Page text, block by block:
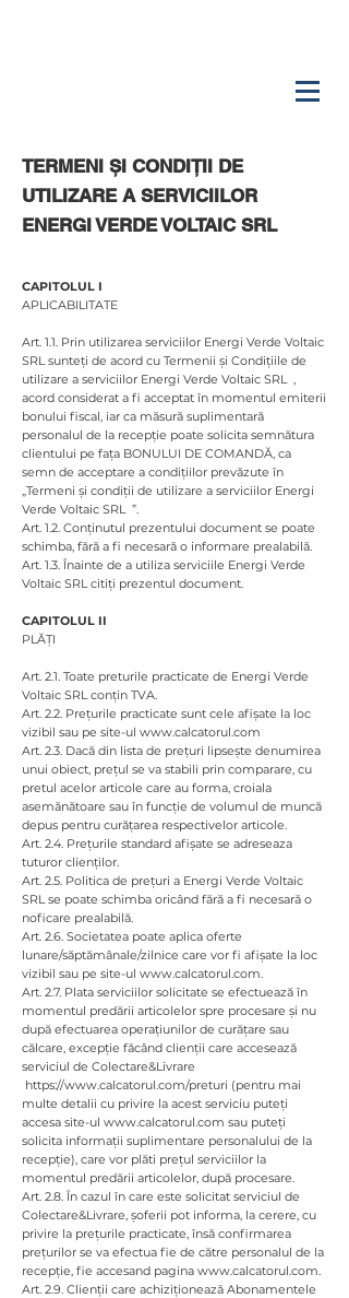
TERMENI ȘI CONDIȚII DE
UTILIZARE A SERVICIILOR
ENERGI VERDE VOLTAIC SRL
CAPITOLUL I
APLICABILITATE
Art. 1.1. Prin utilizarea serviciilor Energi Verde Voltaic
SRL sunteți de acord cu Termenii și Condițiile de
utilizare a serviciilor Energi Verde Voltaic SRL ,
acord considerat a fi acceptat în momentul emiterii
bonului fiscal, iar ca măsură suplimentară
personalul de la recepție poate solicita semnătura
clientului pe fața BONULUI DE COMANDĂ, ca
semn de acceptare a condițiilor prevăzute în
„Termeni și condiții de utilizare a serviciilor Energi
Verde Voltaic SRL ”.
Art. 1.2. Conținutul prezentului document se poate
schimba, fără a fi necesară o informare prealabilă.
Art. 1.3. Înainte de a utiliza serviciile Energi Verde
Voltaic SRL citiți prezentul document.
CAPITOLUL II
PLĂȚI
Art. 2.1. Toate preturile practicate de Energi Verde
Voltaic SRL conțin TVA.
Art. 2.2. Prețurile practicate sunt cele afișate la loc
vizibil sau pe site-ul www.calcatorul.com
Art. 2.3. Dacă din lista de prețuri lipsește denumirea
unui obiect, prețul se va stabili prin comparare, cu
pretul acelor articole care au forma, croiala
asemănătoare sau în funcție de volumul de muncă
depus pentru curățarea respectivelor articole.
Art. 2.4. Prețurile standard afișate se adreseaza
tuturor clienților.
Art. 2.5. Politica de prețuri a Energi Verde Voltaic
SRL se poate schimba oricând fără a fi necesară o
noficare prealabilă.
Art. 2.6. Societatea poate aplica oferte
lunare/săptămânale/zilnice care vor fi afișate la loc
vizibil sau pe site-ul www.calcatorul.com.
Art. 2.7. Plata serviciilor solicitate se efectuează în
momentul predării articolelor spre procesare și nu
după efectuarea operațiunilor de curățare sau
călcare, excepție făcând clienții care accesează
serviciul de Colectare&Livrare
https://www.calcatorul.com/preturi (pentru mai
multe detalii cu privire la acest serviciu puteți
accesa site-ul www.calcatorul.com sau puteți
solicita informații suplimentare personalului de la
recepție), care vor plăti prețul serviciilor la
momentul predării articolelor, după procesare.
Art. 2.8. În cazul în care este solicitat serviciul de
Colectare&Livrare, șoferii pot informa, la cerere, cu
privire la prețurile practicate, însă confirmarea
prețurilor se va efectua fie de către personalul de la
recepție, fie accesand pagina www.calcatorul.com.
Art. 2.9. Clienții care achiziționează Abonamentele